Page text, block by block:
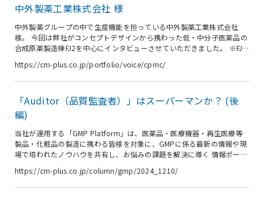
10日 場所 大阪 ※オンライン併用 講演タイトル 「薬機法の本質を具現
中外製薬工業株式会社 様
中外製薬グループの中で生産機能を担っている中外製薬工業株式会社
様。 今回は弊社がコンセプトデザインから携わった低・中分子医薬品の
合成原薬製造棟FJ2を中心にインタビューさせていただきました。 ※FJ2
賞されています。 中外製薬工業様のコーポレートサイトより 企業情報
商号 中外製薬工業株式会社 設立 2006年5月 資本金 8,000万円 代表者
在） 事業内容 医薬品の製造 平澤 大介 様 デジタルエンジニアリング部
...
https://cm-plus.co.jp/portfolio/voice/cpmc/
「Auditor（品質監査者）」はスーパーマンか？ (後
編)
当社が運用する「GMP Platform」は、医薬品・医療機器・再生医療等
製品・化粧品の製造に携わる皆様を対象に、GMPに係る最新の情報や現
場で培われたノウハウを共有し、お悩みの課題を解決に導く 情報ポータ
Platform 記事「Auditor（品質監査者）はスーパーマンか？」 を一部再
編したものです。 ＜監査業務の特殊性＞ （中略） ( 「前編」 を読む )
https://cm-plus.co.jp/column/gmp/2024_1210/